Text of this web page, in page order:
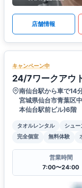
店舗情報
キャンペーン中
24/7ワークアウ
南仙台駅から車で14
宮城県仙台市青葉区
本仙台駅前ビル)6階
タオルレンタル シュ
完全個室
無料体験
営業時間
7:00〜24:00